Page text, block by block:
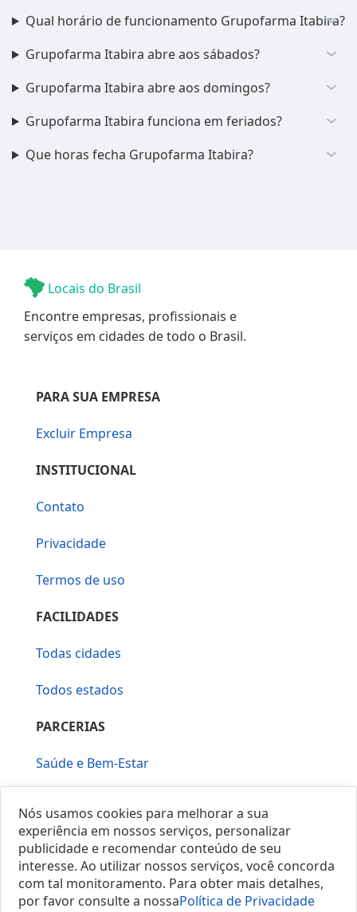
Qual horário de funcionamento Grupofarma Itabira?
Grupofarma Itabira abre aos sábados?
Grupofarma Itabira abre aos domingos?
Grupofarma Itabira funciona em feriados?
Que horas fecha Grupofarma Itabira?
Locais do Brasil
Encontre empresas, profissionais e
serviços em cidades de todo o Brasil.
PARA SUA EMPRESA
Excluir Empresa
INSTITUCIONAL
Contato
Privacidade
Termos de uso
FACILIDADES
Todas cidades
Todos estados
PARCERIAS
Saúde e Bem-Estar
Nós usamos cookies para melhorar a sua
experiência em nossos serviços, personalizar
publicidade e recomendar conteúdo de seu
interesse. Ao utilizar nossos serviços, você concorda
com tal monitoramento. Para obter mais detalhes,
por favor consulte a nossaPolítica de Privacidade